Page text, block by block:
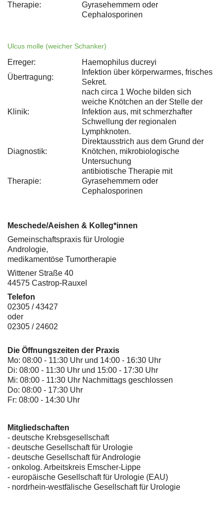
Therapie:
Gyrasehemmern oder
Cephalosporinen
Ulcus molle (weicher Schanker)
Erreger:
Haemophilus ducreyi
Übertragung:
Infektion über körperwarmes, frisches
Sekret.
Klinik:
nach circa 1 Woche bilden sich
weiche Knötchen an der Stelle der
Infektion aus, mit schmerzhafter
Schwellung der regionalen
Lymphknoten.
Diagnostik:
Direktausstrich aus dem Grund der
Knötchen, mikrobiologische
Untersuchung
Therapie:
antibiotische Therapie mit
Gyrasehemmern oder
Cephalosporinen
Meschede/Aeishen & Kolleg*innen
Gemeinschaftspraxis für Urologie
Andrologie,
medikamentöse Tumortherapie
Wittener Straße 40
44575 Castrop-Rauxel
Telefon
02305 / 43427
oder
02305 / 24602
Die Öffnungszeiten der Praxis
Mo: 08:00 - 11:30 Uhr und 14:00 - 16:30 Uhr
Di: 08:00 - 11:30 Uhr und 15:00 - 17:30 Uhr
Mi: 08:00 - 11:30 Uhr Nachmittags geschlossen
Do: 08:00 - 17:30 Uhr
Fr: 08:00 - 14:30 Uhr
Mitgliedschaften
- deutsche Krebsgesellschaft
- deutsche Gesellschaft für Urologie
- deutsche Gesellschaft für Andrologie
- onkolog. Arbeitskreis Emscher-Lippe
- europäische Gesellschaft für Urologie (EAU)
- nordrhein-westfälische Gesellschaft für Urologie